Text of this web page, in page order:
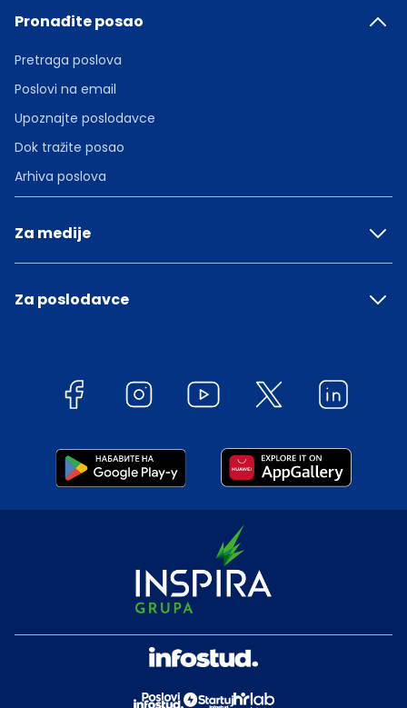
Pronađite posao
Pretraga poslova
Poslovi na email
Upoznajte poslodavce
Dok tražite posao
Arhiva poslova
Za medije
Za poslodavce